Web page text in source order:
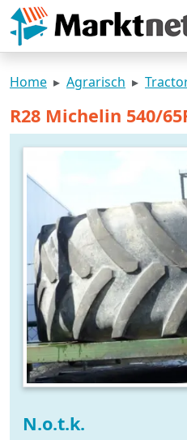
Home Agrarisch
R28 Michelin 540/
N.o.t.k.